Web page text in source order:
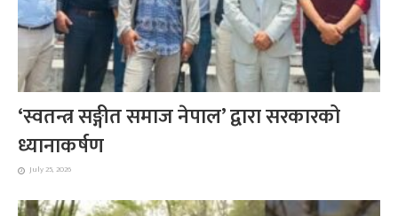
‘स्वतन्त्र सङ्गीत समाज नेपाल’ द्वारा सरकारको
ध्यानाकर्षण
July 25, 2026